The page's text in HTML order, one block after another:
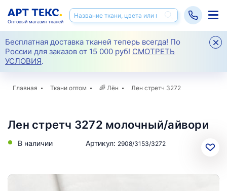
Бесплатная доставка тканей теперь всегда! По
России для заказов от 15 000 руб! СМОТРЕТЬ
УСЛОВИЯ.
Оптовый магазин тканей
Главная Ткани оптом 🌈 Лён Лен стретч 3272
Лен стретч 3272 молочный/айвори
В наличии Артикул: 2908/3153/3272